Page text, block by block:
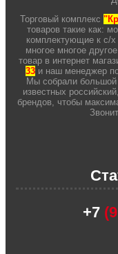
Торговый комплекс
товаров такие как:
комплектующие к с/
многое многое
товар в интернет
33 и наш менеджер
Мы собрали большой
известных
брендов, чтобы
+7